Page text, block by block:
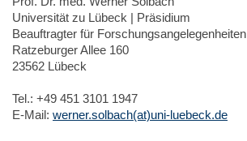
Universität zu Lübeck | Präsidium
Beauftragter für Forschungsangelegenheiten
Ratzeburger Allee 160
23562 Lübeck
Tel.: +49 451 3101 1947
E-Mail: werner.solbach(at)uni-luebeck.de